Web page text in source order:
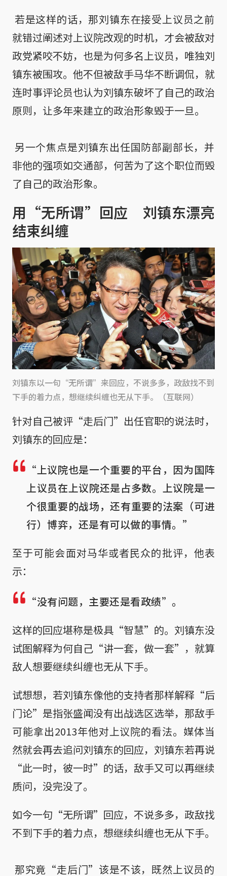
就错过阐述对上议院改观的时机，才会被敌对
政党紧咬不妨，也是为何多名上议员，唯独刘
镇东被围攻。他不但被敌手马华不断调侃，就
连时事评论员也认为刘镇东破坏了自己的政治
原则，让多年来建立的政治形象毁于一旦。
非他的强项如交通部，何苦为了这个职位而毁
了自己的政治形象。
用“无所谓”回应 刘镇东漂亮
结束纠缠
刘镇东以一句“无所谓”来回应，不说多多，政敌找不到
下手的着力点，想继续纠缠也无从下手。（互联网）
针对自己被评“走后门”出任官职的说法时，
刘镇东的回应是：
“上议院也是一个重要的平台，因为国阵
上议员在上议院还是占多数。上议院是一
个很重要的战场，还有重要的法案（可进
行）博弈，还是有可以做的事情。”
至于可能会面对马华或者民众的批评，他表
示：
“没有问题，主要还是看政绩”。
这样的回应堪称是极具“智慧”的。刘镇东没
试图解释为何自己“讲一套，做一套”，就算
敌人想要继续纠缠也无从下手。
试想想，若刘镇东像他的支持者那样解释“后
门论”是指张盛闻没有出战选区选举，那敌手
可能拿出2013年他对上议院的看法。媒体当
然就会再去追问刘镇东的回应，刘镇东若再说
“此一时，彼一时”的话，敌手又可以再继续
质问，没完没了。
如今一句“无所谓”回应，不说多多，政敌找
不到下手的着力点，想继续纠缠也无从下手。